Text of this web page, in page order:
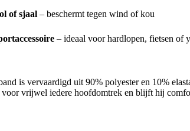
of sjaal – beschermt tegen wind of kou
– ideaal voor hardlopen, fietsen of
is vervaardigd uit 90% polyester en 10%
voor vrijwel iedere hoofdomtrek en blijft hij